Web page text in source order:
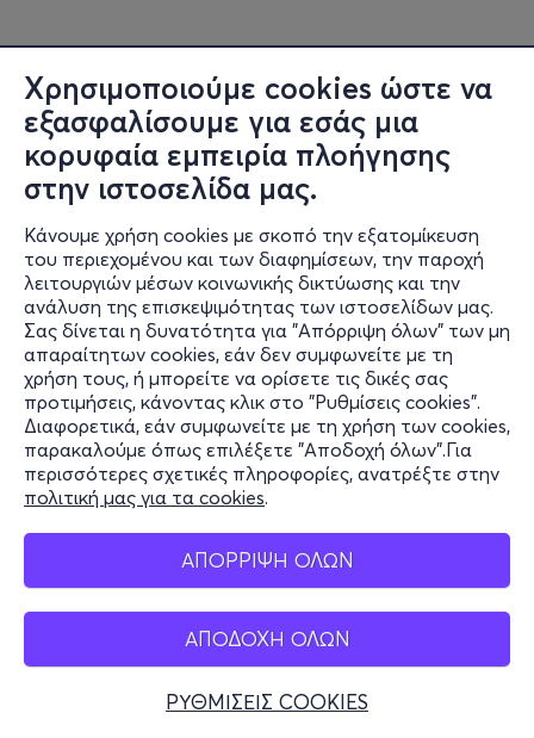
Χρησιμοποιούμε cookies ώστε να
εξασφαλίσουμε για εσάς μια
κορυφαία εμπειρία πλοήγησης
στην ιστοσελίδα μας.
Κάνουμε χρήση cookies με σκοπό την εξατομίκευση
του περιεχομένου και των διαφημίσεων, την παροχή
λειτουργιών μέσων κοινωνικής δικτύωσης και την
ανάλυση της επισκεψιμότητας των ιστοσελίδων μας.
Σας δίνεται η δυνατότητα για "Απόρριψη όλων" των μη
απαραίτητων cookies, εάν δεν συμφωνείτε με τη
χρήση τους, ή μπορείτε να ορίσετε τις δικές σας
προτιμήσεις, κάνοντας κλικ στο "Ρυθμίσεις cookies".
Διαφορετικά, εάν συμφωνείτε με τη χρήση των cookies,
παρακαλούμε όπως επιλέξετε "Αποδοχή όλων".Για
περισσότερες σχετικές πληροφορίες, ανατρέξτε στην
πολιτική μας για τα cookies.
ΑΠΟΡΡΙΨΗ ΟΛΩΝ
ΑΠΟΔΟΧΗ ΟΛΩΝ
ΡΥΘΜΙΣΕΙΣ COOKIES